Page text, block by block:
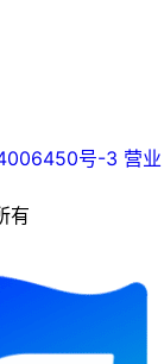
号-3 营业
有